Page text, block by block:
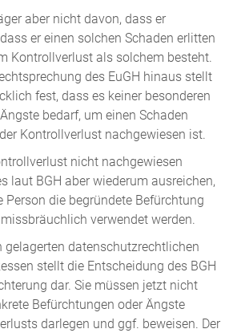
aber nicht davon, dass er
er einen solchen Schaden erlitten
Kontrollverlust als solchem besteht.
des EuGH hinaus stellt
fest, dass es keiner besonderen
bedarf, um einen Schaden
Kontrollverlust nachgewiesen ist.
nicht nachgewiesen
laut BGH aber wiederum ausreichen,
Person die begründete Befürchtung
verwendet werden.
gelagerten datenschutzrechtlichen
stellt die Entscheidung des BGH
dar. Sie müssen jetzt nicht
Befürchtungen oder Ängste
darlegen und ggf. beweisen. Der